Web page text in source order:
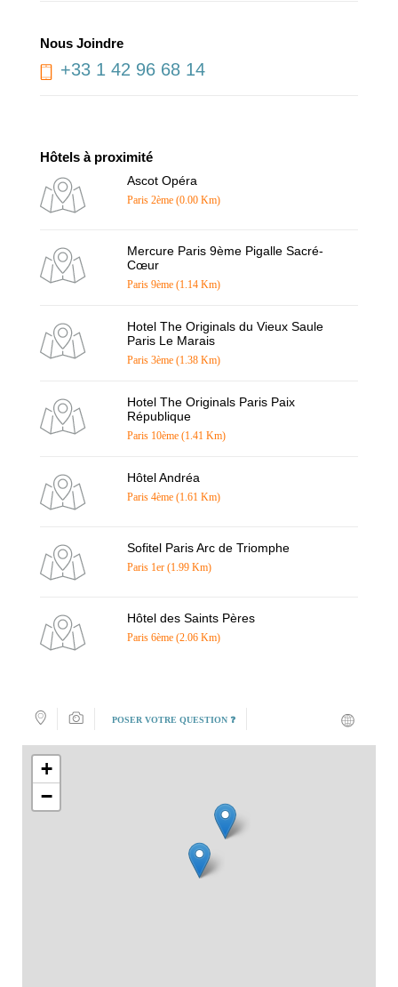
Nous Joindre
+33 1 42 96 68 14
Hôtels à proximité
Ascot Opéra
Paris 2ème (0.00 Km)
Mercure Paris 9ème Pigalle Sacré-
Cœur
Paris 9ème (1.14 Km)
Hotel The Originals du Vieux Saule
Paris Le Marais
Paris 3ème (1.38 Km)
Hotel The Originals Paris Paix
République
Paris 10ème (1.41 Km)
Hôtel Andréa
Paris 4ème (1.61 Km)
Sofitel Paris Arc de Triomphe
Paris 1er (1.99 Km)
Hôtel des Saints Pères
Paris 6ème (2.06 Km)
POSER VOTRE QUESTION ❓
+
−